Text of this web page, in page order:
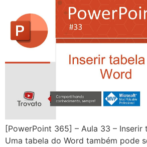
[PowerPoint 365] – Aula 33 – Inserir
Uma tabela do Word também pode